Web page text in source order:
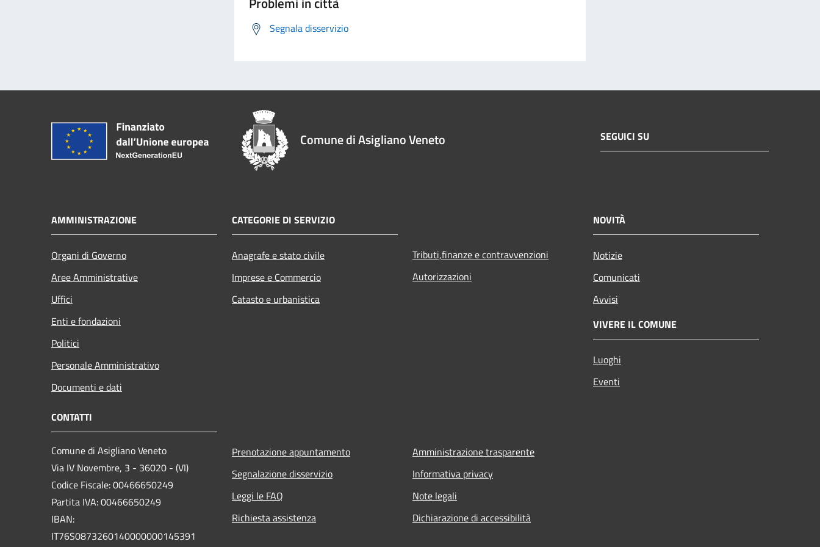
Segnala disservizio
Comune di Asigliano Veneto SEGUICI SU
AMMINISTRAZIONE
Organi di Governo
Aree Amministrative
Uffici
Enti e fondazioni
Politici
Personale Amministrativo
Documenti e dati
CATEGORIE DI SERVIZIO
Anagrafe e stato civile
Imprese e Commercio
Catasto e urbanistica
Tributi,finanze e contravvenzioni
Autorizzazioni
NOVITÀ
Notizie
Comunicati
Avvisi
VIVERE IL COMUNE
Luoghi
Eventi
CONTATTI
Comune di Asigliano Veneto
Via IV Novembre, 3 - 36020 - (VI)
Codice Fiscale: 00466650249
Partita IVA: 00466650249
IBAN:
IT76S0873260140000000145391
Prenotazione appuntamento
Segnalazione disservizio
Leggi le FAQ
Richiesta assistenza
Amministrazione trasparente
Informativa privacy
Note legali
Dichiarazione di accessibilità